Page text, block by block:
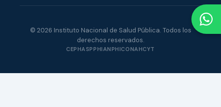
© 2026 Instituto Nacional de Salud Pública. Todos los
derechos reservados.
CEPHASPPHIANPHICONAHCYT